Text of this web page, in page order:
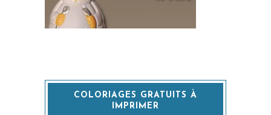
COLORIAGES GRATUITS À
IMPRIMER